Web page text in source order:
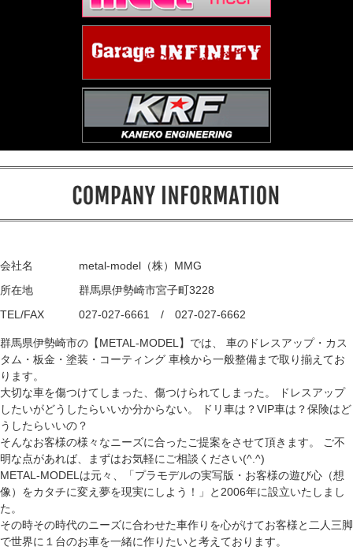
会社名
metal-model（株）MMG
所在地
群馬県伊勢崎市宮子町3228
TEL/FAX
027-027-6661 / 027-027-6662
群馬県伊勢崎市の【METAL-MODEL】では、 車のドレスアップ・カス
タム・板金・塗装・コーティング 車検から一般整備まで取り揃えてお
ります。
大切な車を傷つけてしまった、傷つけられてしまった。 ドレスアップ
したいがどうしたらいいか分からない。 ドリ車は？VIP車は？保険はど
うしたらいいの？
そんなお客様の様々なニーズに合ったご提案をさせて頂きます。 ご不
明な点があれば、まずはお気軽にご相談ください(^.^)
METAL-MODELは元々、「プラモデルの実写版・お客様の遊び心（想
像）をカタチに変え夢を現実にしよう！」と2006年に設立いたしまし
た。
その時その時代のニーズに合わせた車作りを心がけてお客様と二人三脚
で世界に１台のお車を一緒に作りたいと考えております。